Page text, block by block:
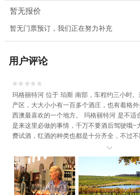
暂无报价
暂无门票预订，我们正在努力补充
用户评论


玛格丽特河 位于 珀斯 南部，车程约三小时
产区，大大小小有一百多个酒庄，也有着格
西澳最喜欢的一个地方。 玛格丽特河 是不适
是来这里必做的事情，千万不要酒后驾驶哦~
费试酒，红酒的种类也都是十分齐全，不过
同，有的偏酸，有的偏甜，好不好喝就因人
是可以开放参观的。葡萄成熟的季节是夏季，
许能有机会摘一把葡萄呢。4月的澳洲已经入
住，在午后的阳光下散发着金灿灿的光。 很
小型而浪漫的草地婚礼，光是看这场景想象
